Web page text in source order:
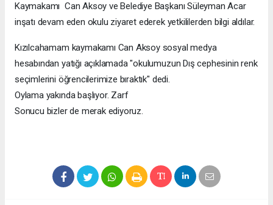
Kaymakamı Can Aksoy ve Belediye Başkanı Süleyman Acar
inşatı devam eden okulu ziyaret ederek yetkililerden bilgi aldılar.
Kızılcahamam kaymakamı Can Aksoy sosyal medya
hesabından yatığı açıklamada "okulumuzun Dış cephesinin renk
seçimlerini öğrencilerimize bıraktık" dedi.
Oylama yakında başlıyor. Zarf
Sonucu bizler de merak ediyoruz.